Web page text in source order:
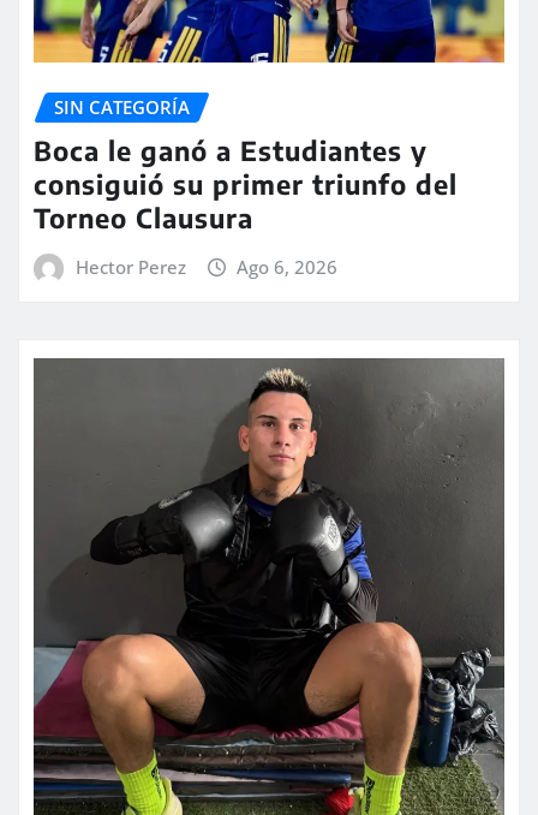
SIN CATEGORÍA
Boca le ganó a Estudiantes y
consiguió su primer triunfo del
Torneo Clausura
Hector Perez Ago 6, 2026